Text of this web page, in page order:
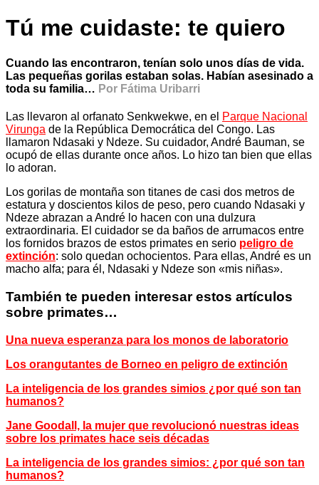
Tú me cuidaste: te quiero
Cuando las encontraron, tenían solo unos días de vida.
Las pequeñas gorilas estaban solas. Habían asesinado a
toda su familia… Por Fátima Uribarri
Las llevaron al orfanato Senkwekwe, en el Parque Nacional
Virunga de la República Democrática del Congo. Las
llamaron Ndasaki y Ndeze. Su cuidador, André Bauman, se
ocupó de ellas durante once años. Lo hizo tan bien que ellas
lo adoran.
Los gorilas de montaña son titanes de casi dos metros de
estatura y doscientos kilos de peso, pero cuando Ndasaki y
Ndeze abrazan a André lo hacen con una dulzura
extraordinaria. El cuidador se da baños de arrumacos entre
los fornidos brazos de estos primates en serio peligro de
extinción: solo quedan ochocientos. Para ellas, André es un
macho alfa; para él, Ndasaki y Ndeze son «mis niñas».
También te pueden interesar estos artículos
sobre primates…
Una nueva esperanza para los monos de laboratorio
Los orangutantes de Borneo en peligro de extinción
La inteligencia de los grandes simios ¿por qué son tan
humanos?
Jane Goodall, la mujer que revolucionó nuestras ideas
sobre los primates hace seis décadas
La inteligencia de los grandes simios: ¿por qué son tan
humanos?